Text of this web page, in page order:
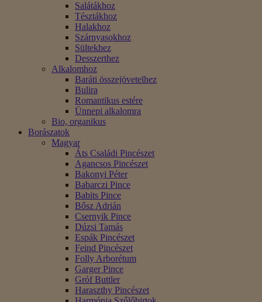
Salátákhoz
Tésztákhoz
Halakhoz
Szárnyasokhoz
Sültekhez
Desszerthez
Alkalomhoz
Baráti összejövetelhez
Bulira
Romantikus estére
Ünnepi alkalomra
Bio, organikus
Borászatok
Magyar
Áts Családi Pincészet
Agancsos Pincészet
Bakonyi Péter
Babarczi Pince
Babits Pince
Bősz Adrián
Csernyik Pince
Dúzsi Tamás
Espák Pincészet
Feind Pincészet
Folly Arborétum
Garger Pince
Gróf Buttler
Haraszthy Pincészet